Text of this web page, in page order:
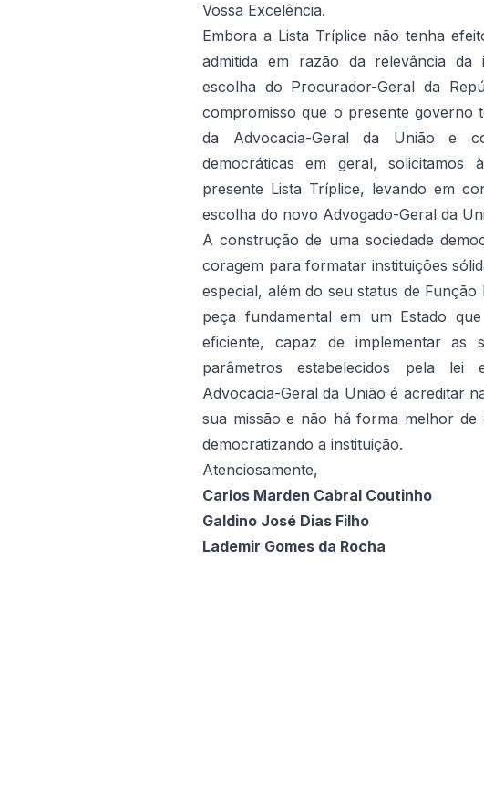
Vossa Excelência.
Embora a Lista Tríplice não tenha
admitida em razão da relevância
escolha do Procurador-Geral da
compromisso que o presente governo
da Advocacia-Geral da União e
democráticas em geral, solicitamos
presente Lista Tríplice, levando em
escolha do novo Advogado-Geral da
A construção de uma sociedade
coragem para formatar instituições
especial, além do seu status de
peça fundamental em um Estado
eficiente, capaz de implementar as
parâmetros estabelecidos pela
Advocacia-Geral da União é acreditar
sua missão e não há forma melhor
democratizando a instituição.
Atenciosamente,
Carlos Marden Cabral Coutinho
Galdino José Dias Filho
Lademir Gomes da Rocha